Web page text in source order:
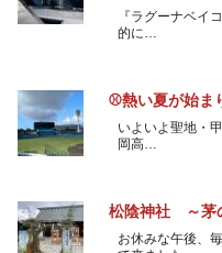
『ラグーナベイ
的に…
⚾熱い夏が始ま
いよいよ聖地・
岡高…
松陰神社 ～茅
お休みな午後、